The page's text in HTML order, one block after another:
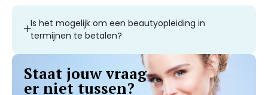
Is het mogelijk om een beautyopleiding in
termijnen te betalen?
Staat jouw vraag
er niet tussen?